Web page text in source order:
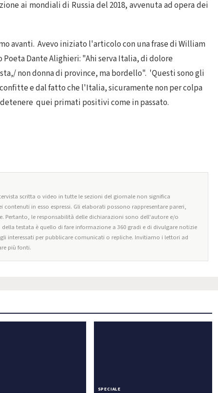
ai mondiali di Russia del 2018, avvenuta ad opera dei
avanti. Avevo iniziato l'articolo con una frase di William
Dante Alighieri: "Ahi serva Italia, di dolore
non donna di province, ma bordello". 'Questi sono gli
e dal fatto che l'Italia, sicuramente non per colpa
quei primati positivi come in passato.
scritta o video in tutte le sezioni del giornale non significa
in esso espressi. Gli elaborati possono rappresentare pareri,
Pertanto, le responsabilità delle dichiarazioni sono dell'autore e/o
testata è quello di fare informazione a 360 gradi e di divulgare notizie
interessati per pubblicare comunicati o repliche. Invitiamo i lettori ad
più fonti.
SPECIALE